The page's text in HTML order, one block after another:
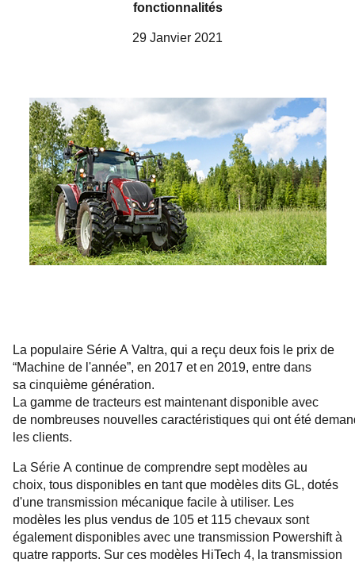
fonctionnalités
29 Janvier 2021
La populaire Série A Valtra, qui a reçu deux fois le prix de
“Machine de l'année”, en 2017 et en 2019, entre dans
sa cinquième génération.
La gamme de tracteurs est maintenant disponible avec
de nombreuses nouvelles caractéristiques qui ont été
les clients.
La Série A continue de comprendre sept modèles au
choix, tous disponibles en tant que modèles dits GL, dotés
d'une transmission mécanique facile à utiliser. Les
modèles les plus vendus de 105 et 115 chevaux sont
également disponibles avec une transmission Powershift à
quatre rapports. Sur ces modèles HiTech 4, la transmission